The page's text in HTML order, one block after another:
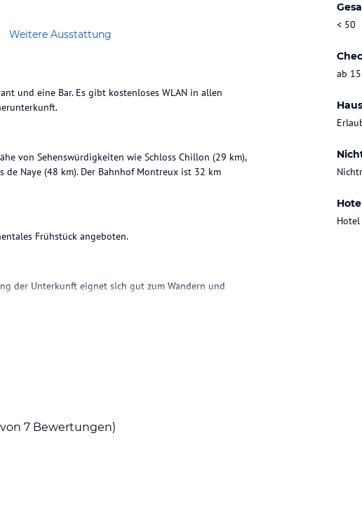
Weitere Ausstattung
< 50
ab
Hotel
und eine Bar. Es gibt kostenloses WLAN in allen
von Sehenswürdigkeiten wie Schloss Chillon (29 km),
de Naye (48 km). Der Bahnhof Montreux ist 32 km
Frühstück angeboten.
der Unterkunft eignet sich gut zum Wandern und
7 Bewertungen)